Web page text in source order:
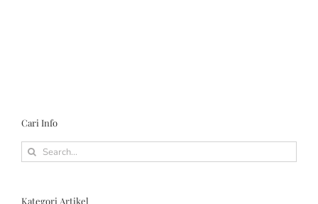
Cari Info
Search
for:
Kategori Artikel